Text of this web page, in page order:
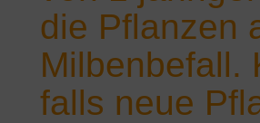
die Pflanzen
Milbenbefall.
falls neue